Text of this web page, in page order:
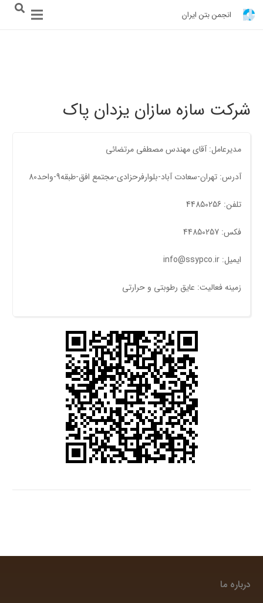
انجمن بتن ایران
شرکت سازه سازان یزدان پاک
مدیرعامل: آقای مهندس مصطفی مرتضائی
آدرس: تهران-سعادت آباد-بلوارفرحزادی-مجتمع افق-طبقه9-واحد80
تلفن: 44850256
فکس: 44850257
ایمیل: info@ssypco.ir
زمینه فعالیت: عایق رطوبتی و حرارتی
درباره ما